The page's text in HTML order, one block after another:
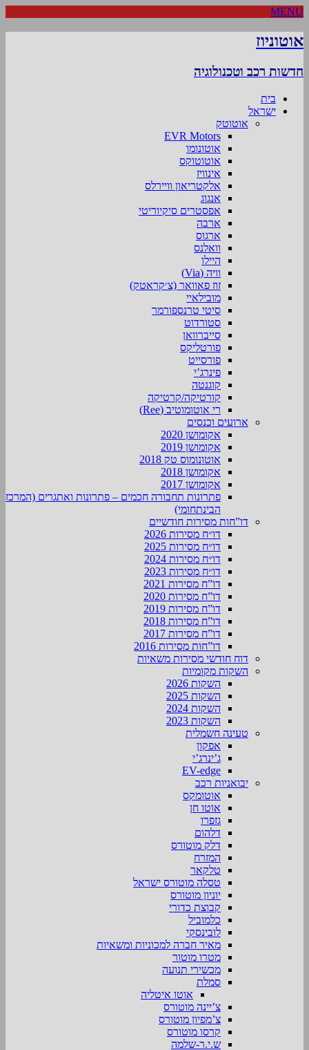
MENU
אוטוניוז
חדשות רכב וטכנולוגיה
בית
ישראל
אוטוטק
EVR Motors
אוטונומו
אוטוטוקס
אינוויז
אלקטריאון וויירלס
אנגוג
אפסטרים סיקיוריטי
ארבה
ארגוס
וואלנס
היילו
וויה (Via)
זוז פאוואר (צ׳קראטק)
מובילאיי
סיטי טרנספורמר
סטורדוט
סייברוואן
פורטליקס
פורסייט
פינרג’י
קוגנטה
קורטיקה/קרטיקה
רי אוטומוטיב (Ree)
ארועים וכנסים
אקומושן 2020
אקומושן 2019
אוטונומוס טק 2018
אקומושן 2018
אקומושן 2017
פתרונות תחבורה חכמים – פתרונות ואתגרים (המרכז
הבינתחומי)
דו”חות מסירות חודשיים
דו״ח מסירות 2026
דו״ח מסירות 2025
דו״ח מסירות 2024
דו״ח מסירות 2023
דו”ח מסירות 2021
דו”ח מסירות 2020
דו”ח מסירות 2019
דו”ח מסירות 2018
דו”ח מסירות 2017
דו”חות מסירות 2016
דוח חודשי מסירות משאיות
השקות מקומיות
השקות 2026
השקות 2025
השקות 2024
השקות 2023
טעינה חשמלית
אפקון
ג’ינרג’י
EV-edge
יבואניות רכב
אוטומקס
אוטו חן
גזפרו
דלהום
דלק מוטורס
המזרח
טלקאר
טסלה מוטורס ישראל
יוניון מוטורס
קבוצת כדורי
כלמוביל
לובינסקי
מאיר חברה למכוניות ומשאיות
מטרו מוטור
מכשירי תנועה
סמלת
אוטו איטליה
צ’יינה מוטורס
צ’מפיון מוטורס
קרסו מוטורס
ש.י.ר-שלמה